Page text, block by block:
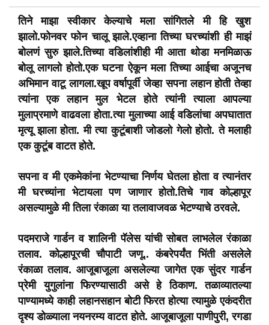
तिने माझा स्वीकार केल्याचे मला सांगितले मी हि खुश
झालो.फोनवर फोन चालू झाले.एव्हाना तिच्या घरच्यांशी ही माझं
बोलणं सुरु झाले.तिच्या वडिलांशीही मी आता थोडा मनमिळाऊ
बोलू लागलो होतो.एक घटना ऐकून मला तिच्या आईचा अजूनच
अभिमान वाटू लागला.खूप वर्षापूर्वी जेव्हा सपना लहान होती तेव्हा
त्यांना एक लहान मुल भेटल होते त्यांनी त्याला आपल्या
मुलाप्रमाणे वाढवला होता.त्या मुलाच्या आई वडिलांचा अपघातात
मृत्यू झाला होता. मी त्या कुटूंबाशी जोडलो गेलो होतो. ते मलाही
एक कुटूंब वाटत होते.
सपना व मी एकमेकांना भेटण्याचा निर्णय घेतला होता व त्यानंतर
मी घरच्यांना भेटायला पण जाणार होतो.तिचे गाव कोल्हापूर
असल्यामुळे मी तिला रंकाळा या तलावाजवळ भेटण्याचे ठरवले.
पदमराजे गार्डन व शालिनी पॅलेस यांची सोबत लाभलेल रंकाळा
तलाव.
कोल्हापूरची चौपाटी जणू.. कंबरेपर्यंत भिंती असलेले
रंकाळा तलाव. आजूबाजूला असलेल्या जागेत एक सुंदर गार्डन
प्रेमी युगुलांना फिरण्यासाठी असे हे ठिकाण. तळाव्यातल्या
पाण्यामध्ये काही लहानसहान बोटी फिरत होत्या त्यामुळे एकंदरीत
दृश्य डोळ्याला नयनरम्य वाटत होते. आजूबाजूला पाणीपुरी, रगडा